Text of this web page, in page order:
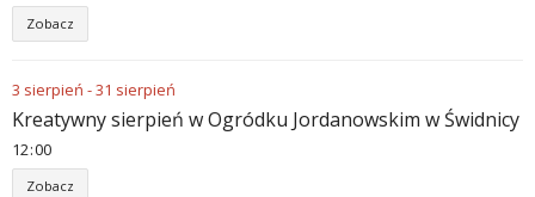
Zobacz
3 sierpień -31 sierpień
Kreatywny sierpień w Ogródku Jordanowskim w Świdnicy
12 00
Zobacz